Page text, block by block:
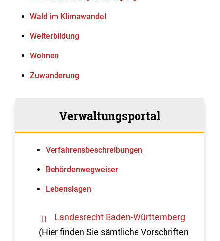
Wald im Klimawandel
Weiterbildung
Wohnen
Zuwanderung
Verwaltungsportal
Verfahrens­beschreibungen
Behördenwegweiser
Lebenslagen
Landesrecht Baden-Württemberg
(Hier finden Sie sämtliche Vorschriften